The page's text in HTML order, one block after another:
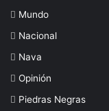
Mundo
Nacional
Nava
Opinión
Piedras Negras